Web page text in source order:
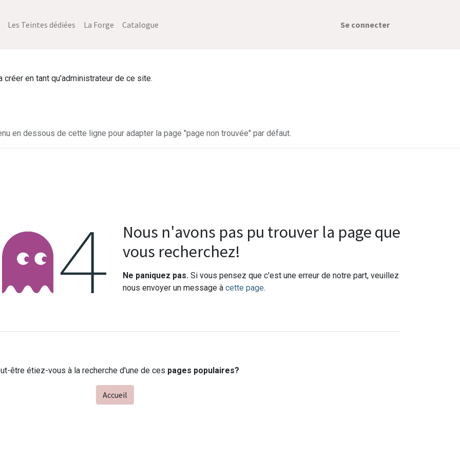
Les Teintes dédiées La Forge Catalogue Se connecter
en tant qu'administrateur de ce site.
en dessous de cette ligne pour adapter la page "page non trouvée" par défaut.
Erreur 404
Nous n'avons pas pu trouver la page que
vous recherchez!
Ne paniquez pas.Si vous pensez que c'est une erreur de notre part, veuillez
nous envoyer un message à cette page.
être étiez-vous à la recherche d'une de ces pages populaires?
Accueil